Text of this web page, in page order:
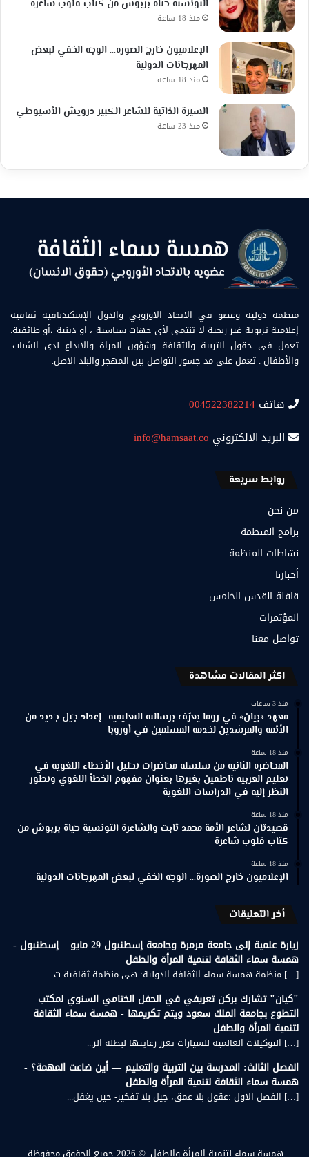
التونسية حياة بربوش من كتاب قلوب شاعرة
منذ 18 ساعة
الإعلاميون خارج الصورة… الوجه الخفي لبعض
المهرجانات الدولية
منذ 18 ساعة
السيرة الذاتية للشاعر الكبير درويش الأسيوطي
منذ 23 ساعة
منظمة دولية وعضو في الاتحاد الاوروبي والدول الإسكندنافية ثقافية
إعلامية تربوية غير ربحية لا تنتمي لأي جهات سياسية ، او دينية ،أو طائفية.
تعمل في حقول التربية والثقافة وشؤون المراة والابداع لدى الشباب.
والأطفال . تعمل على مد جسور التواصل بين المهجر والبلد الاصل.
هاتف 004522382214
البريد الالكتروني info@hamsaat.co
روابط سريعة
من نحن
برامج المنظمة
نشاطات المنظمة
أخبارنا
قافلة القدس الخامس
المؤتمرات
تواصل معنا
اكثر المقالات مشاهدة
منذ 3 ساعات
معهد «بيان» في روما يعرّف برسالته التعليمية.. إعداد جيل جديد من
الأئمة والمرشدين لخدمة المسلمين في أوروبا
منذ 18 ساعة
المحاضرة الثانية من سلسلة محاضرات تحليل الأخطاء اللغوية في
تعليم العربية ناطقين بغيرها بعنوان مفهوم الخطأ اللغوي وتطور
النظر إليه في الدراسات اللغوية
منذ 18 ساعة
قصيدتان لشاعر الأمة محمد ثابت والشاعرة التونسية حياة بربوش من
كتاب قلوب شاعرة
منذ 18 ساعة
الإعلاميون خارج الصورة… الوجه الخفي لبعض المهرجانات الدولية
أخر التعليقات
زيارة علمية إلى جامعة مرمرة وجامعة إسطنبول 29 مايو – إسطنبول -
همسة سماء الثقافة لتنمية المرأة والطفل
[…] منظمة همسة سماء الثقافة الدولية: هي منظمة ثقافية ت...
"كيان" تشارك بركن تعريفي في الحفل الختامي السنوي لمكتب
التطوع بجامعة الملك سعود ويتم تكريمها - همسة سماء الثقافة
لتنمية المرأة والطفل
[…] التوكيلات العالمية للسيارات تعزز رعايتها لبطلة الر...
الفصل الثالث: المدرسة بين التربية والتعليم — أين ضاعت المهمة؟ -
همسة سماء الثقافة لتنمية المرأة والطفل
[…] الفصل الاول :عقول بلا عمق، جيل بلا تفكير- حين يغفل...
همسة سماء لتنمية المرأة والطفل. © 2026 جميع الحقوق محفوظة.